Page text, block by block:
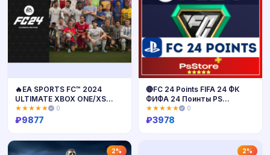
Купить
🔥EA SPORTS FC™ 2024
ULTIMATE XBOX ONE/XS
Активация🎁
★★★★★ 0
₽9877
🔴FC 24 Points FIFA 24 ФК
ФИФА 24 Поинты PS
4|5🔴Турция
★★★★★ 0
₽3978
2% 2%